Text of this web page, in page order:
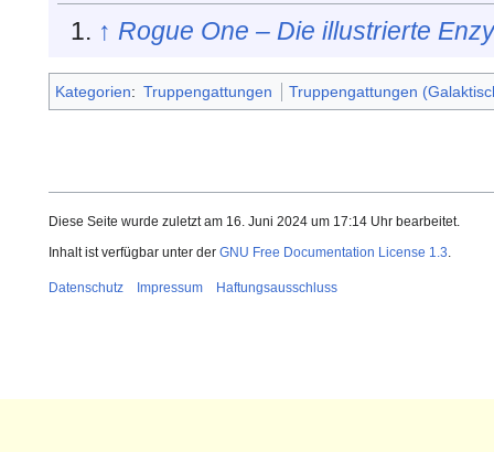
↑ Rogue One – Die illustrierte
Kategorien: Truppengattungen Truppengattungen
Diese Seite wurde zuletzt am 16. Juni 2024 um 17:14 Uhr bearbeitet.
Inhalt ist verfügbar unter der GNU Free Documentation License 1.3
Datenschutz Impressum Haftungsausschluss